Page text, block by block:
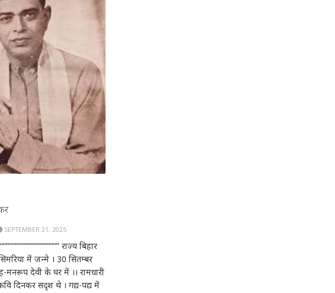
SEPTEMBER 21, 2025
राज्य बिहार
में जन्मे । 30 सितम्बर
मनरूप देवी के घर में ।। रामधारी
दिनकर सदृश थे । गद्य-पद्य में